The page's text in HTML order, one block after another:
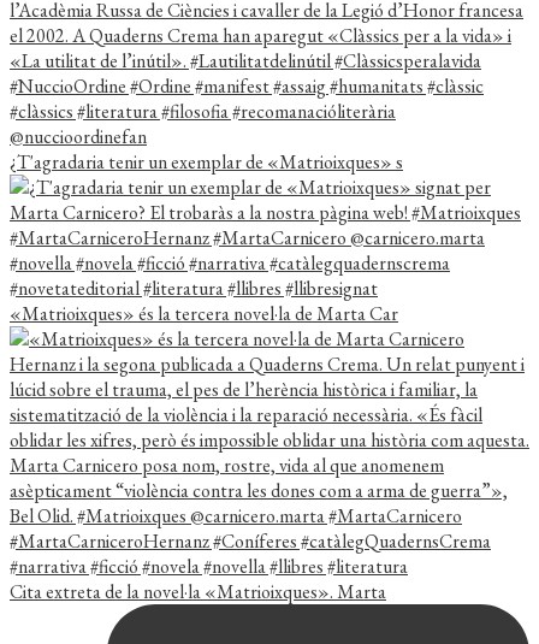
¿T'agradaria tenir un exemplar de «Matrioixques» s
«Matrioixques» és la tercera novel·la de Marta Car
Cita extreta de la novel·la «Matrioixques». Marta